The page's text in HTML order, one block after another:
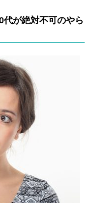
代が絶対不可のやら